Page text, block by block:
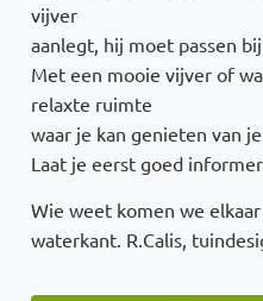
vijver
aanlegt, hij moet passen
Met een mooie vijver of
relaxte ruimte
waar je kan genieten van
Laat je eerst goed
Wie weet komen we
waterkant. R.Calis,